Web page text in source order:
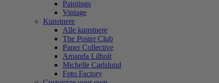
Paintings
Vintage
Kunstnere
Alle kunstnere
The Poster Club
Paper Collective
Amanda Lilholt
Michelle Carlslund
Foto Factory